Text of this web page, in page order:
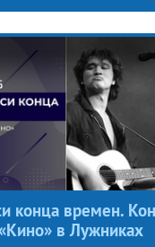
конца времен.
в Лужниках